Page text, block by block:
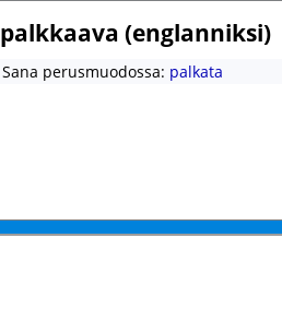
palkkaava (englanniksi)
Sana perusmuodossa: palkata